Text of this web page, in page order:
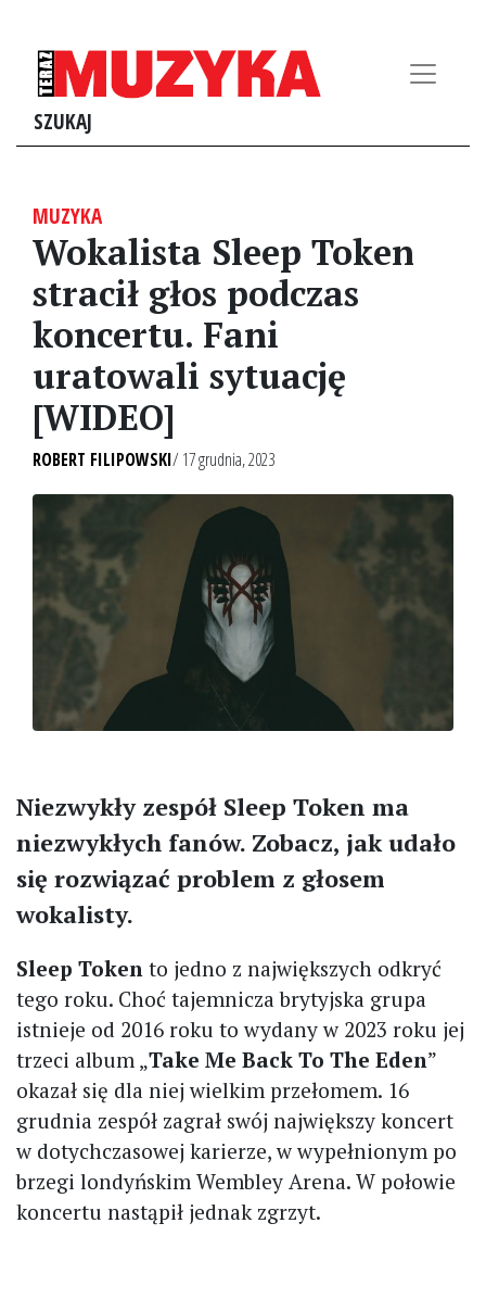
SZUKAJ
MUZYKA
Wokalista Sleep Token
stracił głos podczas
koncertu. Fani
uratowali sytuację
[WIDEO]
ROBERT FILIPOWSKI/ 17 grudnia, 2023
Niezwykły zespół Sleep Token ma
niezwykłych fanów. Zobacz, jak udało
się rozwiązać problem z głosem
wokalisty.
Sleep Token to jedno z największych odkryć
tego roku. Choć tajemnicza brytyjska grupa
istnieje od 2016 roku to wydany w 2023 roku jej
trzeci album „Take Me Back To The Eden”
okazał się dla niej wielkim przełomem. 16
grudnia zespół zagrał swój największy koncert
w dotychczasowej karierze, w wypełnionym po
brzegi londyńskim Wembley Arena. W połowie
koncertu nastąpił jednak zgrzyt.